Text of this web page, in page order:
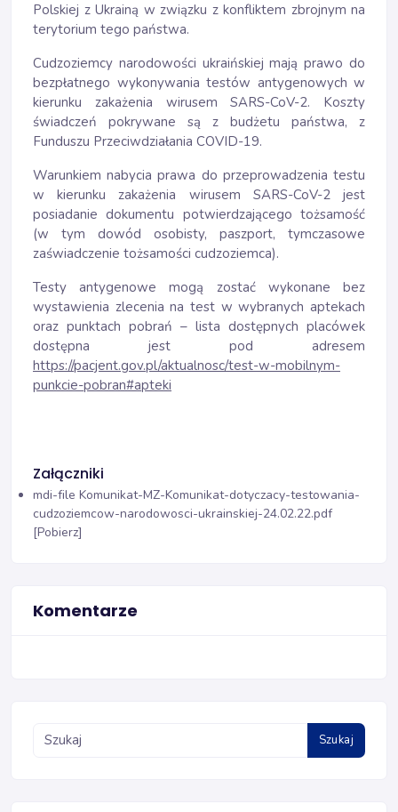
Polskiej z Ukrainą w związku z konfliktem zbrojnym na
terytorium tego państwa.
Cudzoziemcy narodowości ukraińskiej mają prawo do
bezpłatnego wykonywania testów antygenowych w
kierunku zakażenia wirusem SARS-CoV-2. Koszty
świadczeń pokrywane są z budżetu państwa, z
Funduszu Przeciwdziałania COVID-19.
Warunkiem nabycia prawa do przeprowadzenia testu
w kierunku zakażenia wirusem SARS-CoV-2 jest
posiadanie dokumentu potwierdzającego tożsamość
(w tym dowód osobisty, paszport, tymczasowe
zaświadczenie tożsamości cudzoziemca).
Testy antygenowe mogą zostać wykonane bez
wystawienia zlecenia na test w wybranych aptekach
oraz punktach pobrań – lista dostępnych placówek
dostępna jest pod adresem
https://pacjent.gov.pl/aktualnosc/test-w-mobilnym-
punkcie-pobran#apteki
Załączniki
mdi-file Komunikat-MZ-Komunikat-dotyczacy-testowania-
cudzoziemcow-narodowosci-ukrainskiej-24.02.22.pdf
[Pobierz]
Komentarze
Szukaj